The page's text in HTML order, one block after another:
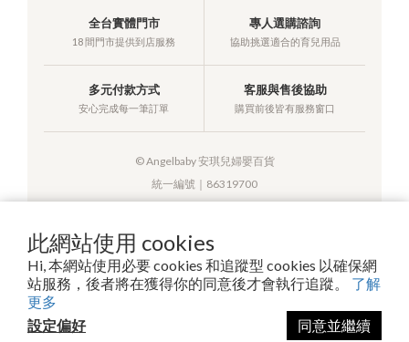
此網站使用 cookies
Hi, 本網站使用必要 cookies 和追蹤型 cookies 以確保網
站服務，後者將在獲得你的同意後才會執行追蹤。 了解
更多
設定偏好
同意並繼續
全台實體門市
18 間門市提供到店服務
專人選購諮詢
協助挑選適合的育兒用品
多元付款方式
安心完成每一筆訂單
客服與售後協助
購買前後皆有服務窗口
© Angelbaby 安琪兒婦嬰百貨
統一編號｜86319700
提醒您，我們不會以電話或簡訊方式通知變更付款方式。
Copyright© 2026 安琪兒百貨有限公司